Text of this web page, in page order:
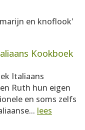
en knoflook'
Kookboek
Italiaans
Ruth hun eigen
en soms zelfs
lees